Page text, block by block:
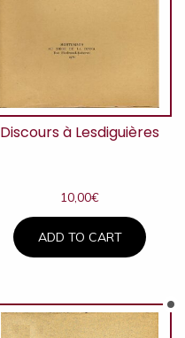
Discours à Lesdiguières
10,00€
ADD TO CART